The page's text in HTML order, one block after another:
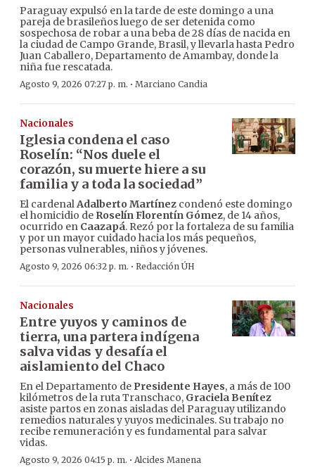
Paraguay expulsó en la tarde de este domingo a una
pareja de brasileños luego de ser detenida como
sospechosa de robar a una beba de 28 días de nacida en
la ciudad de Campo Grande, Brasil, y llevarla hasta Pedro
Juan Caballero, Departamento de Amambay, donde la
niña fue rescatada.
Agosto 9, 2026 07:27 p. m. · Marciano Candia
Nacionales
Iglesia condena el caso
Roselín: “Nos duele el
corazón, su muerte hiere a su
familia y a toda la sociedad”
El cardenalAdalberto Martínez condenó este domingo
el homicidio de Roselín Florentín Gómez, de 14 años,
ocurrido en Caazapá. Rezó por la fortaleza de su familia
y por un mayor cuidado hacia los más pequeños,
personas vulnerables, niños y jóvenes.
Agosto 9, 2026 06:32 p. m. · Redacción ÚH
Nacionales
Entre yuyos y caminos de
tierra, una partera indígena
salva vidas y desafía el
aislamiento del Chaco
En el Departamento de Presidente Hayes, a más de 100
kilómetros de la ruta Transchaco, Graciela Benítez
asiste partos en zonas aisladas del Paraguay utilizando
remedios naturales y yuyos medicinales. Su trabajo no
recibe remuneración y es fundamental para salvar
vidas.
Agosto 9, 2026 04:15 p. m. · Alcides Manena